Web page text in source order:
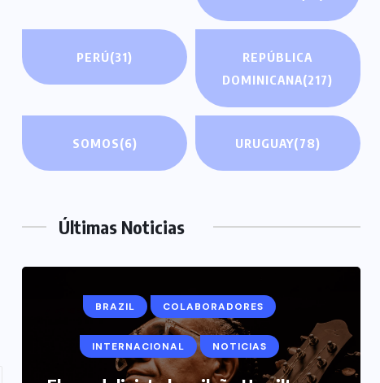
PERÚ(31)
REPÚBLICA
DOMINICANA(217)
SOMOS(6) URUGUAY(78)
Últimas Noticias
BRAZIL COLABORADORES
INTERNACIONAL NOTICIAS
COLABORADORES INTERNACIONAL